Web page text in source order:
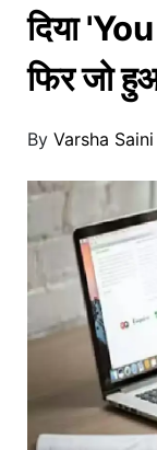
बिझनेस
लाईफस्टाईल
ट्रॅव्हल
खाना
दिया
फिर जो
By Varsha Saini